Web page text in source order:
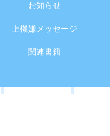
お知らせ
上機嫌メッセージ
関連書籍